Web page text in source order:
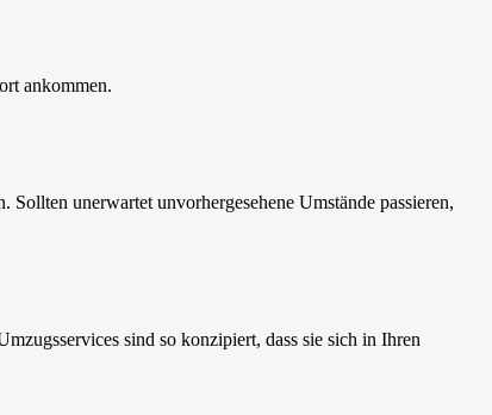
ankommen.
unerwartet unvorhergesehene Umstände passieren,
sind so konzipiert, dass sie sich in Ihren